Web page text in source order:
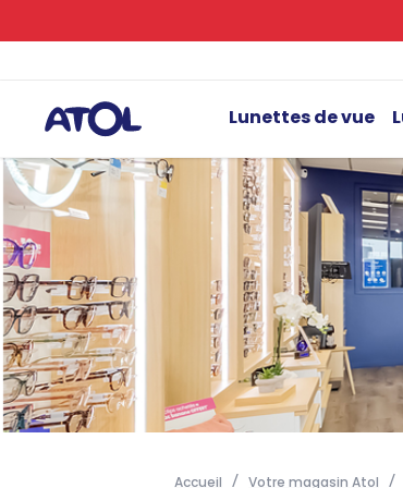
Lunettes de vue
Accueil Votre magasin Atol